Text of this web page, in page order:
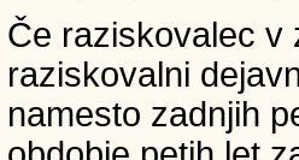
Če raziskovalec v
raziskovalni
namesto zadnjih